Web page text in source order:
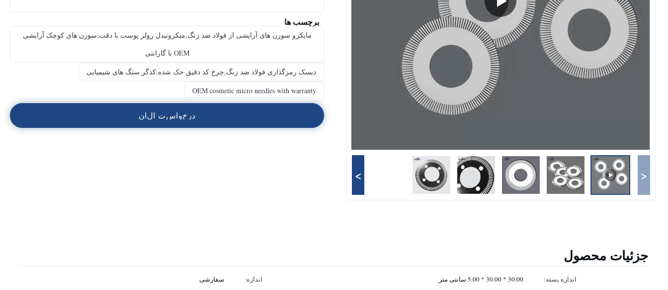
<
>
برچسب ها
مایکرو سوزن های آرایشی از فولاد ضد زنگ,میکرونیدل رولر پوست با دقت,سوزن های کوچک آرایشی
OEM با گارانتی
دیسک رمزگذاری فولاد ضد زنگ,چرخ کد دقیق حک شده,کدگر سنگ های شیمیایی
OEM cosmetic micro needles with warranty
در خواست الان
جزئیات محصول
اندازه بسته: 30.00 * 30.00 * 5.00 سانتی متر اندازه:
سفارشی